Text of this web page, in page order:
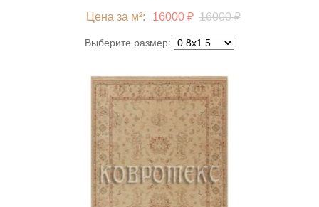
Цена за м²:
16000 ₽ 16000 ₽
Выберите размер: